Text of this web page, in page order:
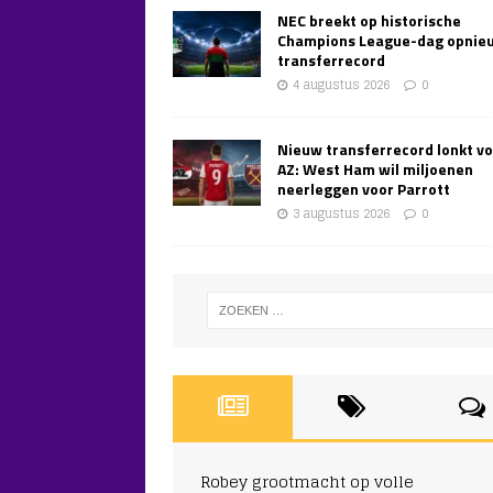
NEC breekt op historische
Champions League-dag
transferrecord
4 augustus 2026 0
Nieuw transferrecord lonkt
AZ: West Ham wil miljoenen
neerleggen voor Parrott
3 augustus 2026 0
Robey grootmacht op volle